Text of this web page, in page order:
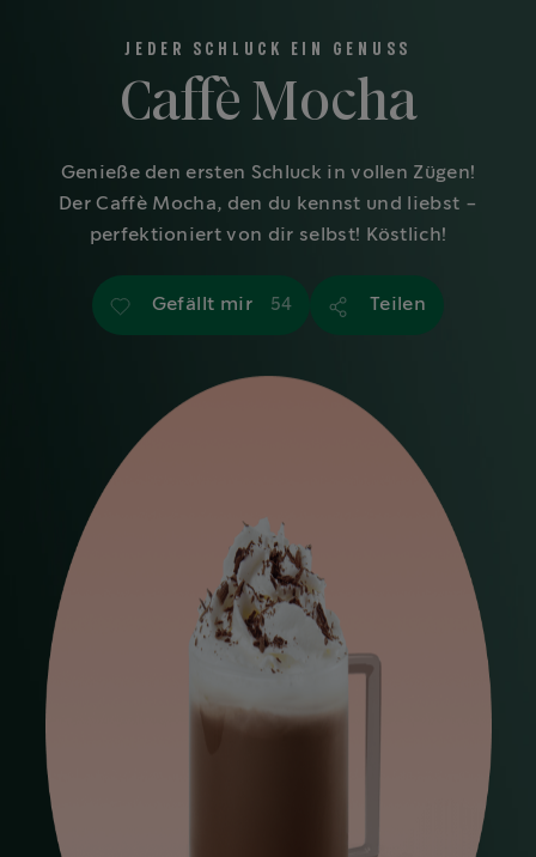
JEDER SCHLUCK EIN GENUSS
Caffè Mocha
Genieße den ersten Schluck in vollen Zügen!
Der Caffè Mocha, den du kennst und liebst -
perfektioniert von dir selbst! Köstlich!
Gefällt mir 54 Teilen